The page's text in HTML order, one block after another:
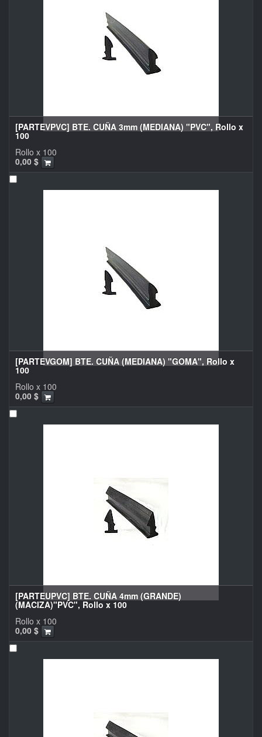
[PARTEVPVC] BTE. CUÑA 3mm (MEDIANA) "PVC", Rollo x
100
0,00 $
Rollo x 100
[PARTEVGOM] BTE. CUÑA (MEDIANA) "GOMA", Rollo x
100
0,00 $
Rollo x 100
[PARTEUPVC] BTE. CUÑA 4mm (GRANDE)
(MACIZA)"PVC", Rollo x 100
0,00 $
Rollo x 100